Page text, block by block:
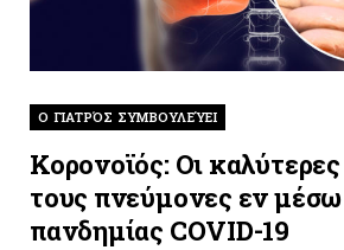
O ΓΙΑΤΡΌΣ ΣΥΜΒΟΥΛΕΎΕΙ
Κορονοϊός: Οι
τους πνεύμονες εν
πανδημίας COVID-19